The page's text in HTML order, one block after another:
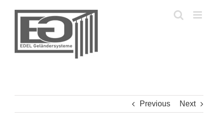
Previous Next